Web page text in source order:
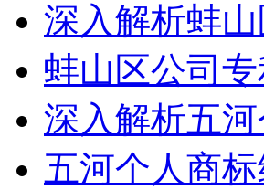
深入解析蚌
蚌山区公司
深入解析五
五河个人商